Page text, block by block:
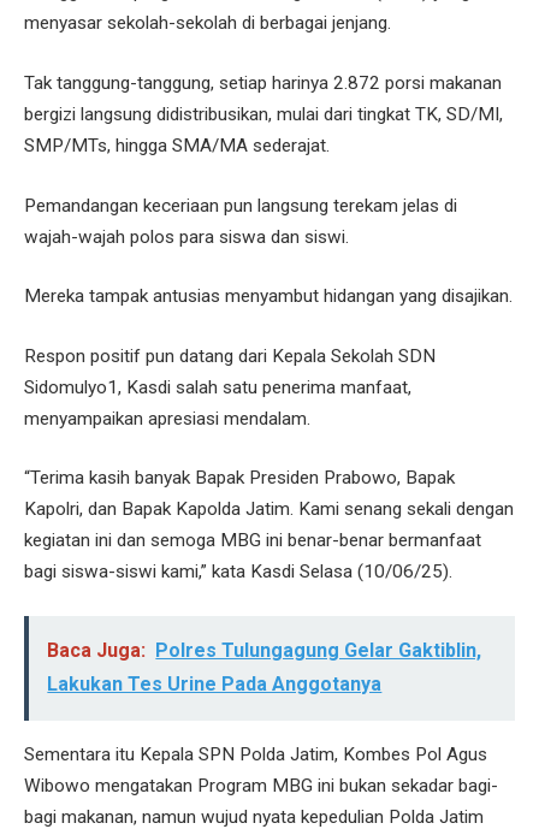
menyasar sekolah-sekolah di berbagai jenjang.
Tak tanggung-tanggung, setiap harinya 2.872 porsi makanan
bergizi langsung didistribusikan, mulai dari tingkat TK, SD/MI,
SMP/MTs, hingga SMA/MA sederajat.
Pemandangan keceriaan pun langsung terekam jelas di
wajah-wajah polos para siswa dan siswi.
Mereka tampak antusias menyambut hidangan yang disajikan.
Respon positif pun datang dari Kepala Sekolah SDN
Sidomulyo1, Kasdi salah satu penerima manfaat,
menyampaikan apresiasi mendalam.
“Terima kasih banyak Bapak Presiden Prabowo, Bapak
Kapolri, dan Bapak Kapolda Jatim. Kami senang sekali dengan
kegiatan ini dan semoga MBG ini benar-benar bermanfaat
bagi siswa-siswi kami,” kata Kasdi Selasa (10/06/25).
Baca Juga:
Polres Tulungagung Gelar Gaktiblin,
Lakukan Tes Urine Pada Anggotanya
Sementara itu Kepala SPN Polda Jatim, Kombes Pol Agus
Wibowo mengatakan Program MBG ini bukan sekadar bagi-
bagi makanan, namun wujud nyata kepedulian Polda Jatim